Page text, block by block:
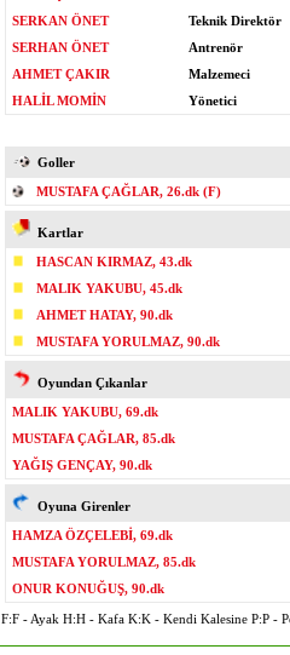
SERKAN ÖNET
Teknik Direktör
SERHAN ÖNET
Antrenör
AHMET ÇAKIR
Malzemeci
HALİL MOMİN
Yönetici
Goller
MUSTAFA ÇAĞLAR, 26.dk (F)
Kartlar
HASCAN KIRMAZ, 43.dk
MALIK YAKUBU, 45.dk
AHMET HATAY, 90.dk
MUSTAFA YORULMAZ, 90.dk
Oyundan Çıkanlar
MALIK YAKUBU, 69.dk
MUSTAFA ÇAĞLAR, 85.dk
YAĞIŞ GENÇAY, 90.dk
Oyuna Girenler
HAMZA ÖZÇELEBİ, 69.dk
MUSTAFA YORULMAZ, 85.dk
ONUR KONUĞUŞ, 90.dk
F:F - Ayak H:H - Kafa K:K - Kendi Kalesine P:P -